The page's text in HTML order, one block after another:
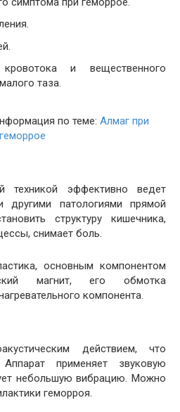
кровотока и вещественного
таза.
по теме: Алмаг при
геморрое
техникой эффективно ведет
патологиями прямой
структуру кишечника,
снимает боль.
основным компонентом
магнит, его обмотка
компонента.
действием, что
применяет звуковую
небольшую вибрацию. Можно
геморроя.